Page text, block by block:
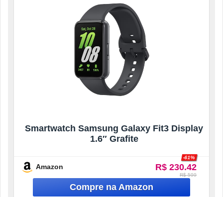
Smartwatch Samsung Galaxy Fit3 Display
1.6″ Grafite
Amazon R$ 230.42
-61%
R$ 599